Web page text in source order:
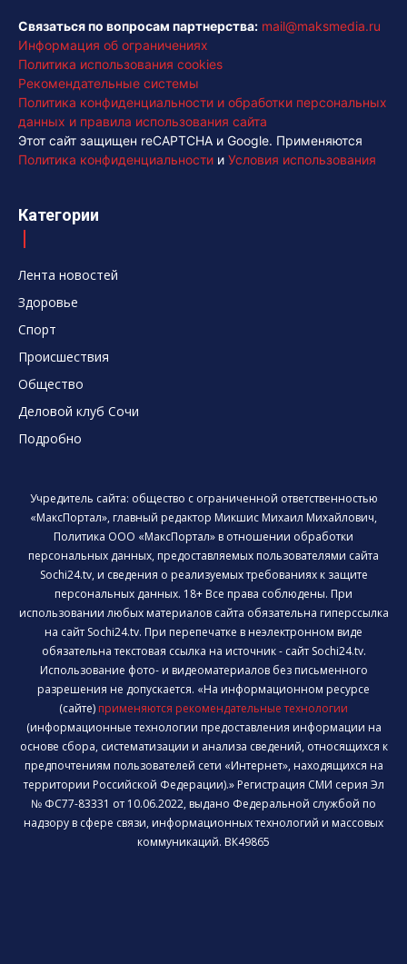
Связаться по вопросам партнерства: mail@maksmedia.ru
Информация об ограничениях
Политика использования cookies
Рекомендательные системы
Политика конфиденциальности и обработки персональных
данных и правила использования сайта
Этот сайт защищен reCAPTCHA и Google. Применяются
Политика конфиденциальности и Условия использования
Категории
Лента новостей
Здоровье
Спорт
Происшествия
Общество
Деловой клуб Сочи
Подробно
Учредитель сайта: общество с ограниченной ответственностью
«МаксПортал», главный редактор Микшис Михаил Михайлович,
Политика ООО «МаксПортал» в отношении обработки
персональных данных, предоставляемых пользователями сайта
Sochi24.tv, и сведения о реализуемых требованиях к защите
персональных данных. 18+ Все права соблюдены. При
использовании любых материалов сайта обязательна гиперссылка
на сайт Sochi24.tv. При перепечатке в неэлектронном виде
обязательна текстовая ссылка на источник - сайт Sochi24.tv.
Использование фото- и видеоматериалов без письменного
разрешения не допускается. «На информационном ресурсе
(сайте) применяются рекомендательные технологии
(информационные технологии предоставления информации на
основе сбора, систематизации и анализа сведений, относящихся к
предпочтениям пользователей сети «Интернет», находящихся на
территории Российской Федерации).» Регистрация СМИ серия Эл
№ ФС77-83331 от 10.06.2022, выдано Федеральной службой по
надзору в сфере связи, информационных технологий и массовых
коммуникаций. ВК49865